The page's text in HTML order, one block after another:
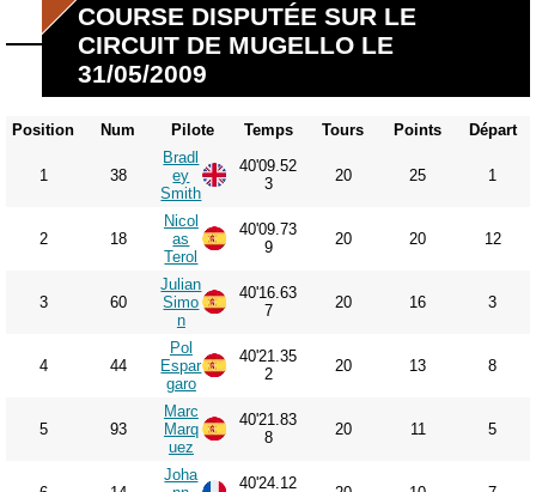
COURSE DISPUTÉE SUR LE
CIRCUIT DE MUGELLO LE
31/05/2009
Position Num Pilote Temps Tours Points Départ
1 38
Bradl
ey
Smith
40'09.52
3
20 25 1
2 18
Nicol
as
Terol
40'09.73
9
20 20 12
3 60
Julian
Simo
n
40'16.63
7
20 16 3
4 44
Pol
Espar
garo
40'21.35
2
20 13 8
5 93
Marc
Marq
uez
40'21.83
8
20 11 5
Joha
40'24.12